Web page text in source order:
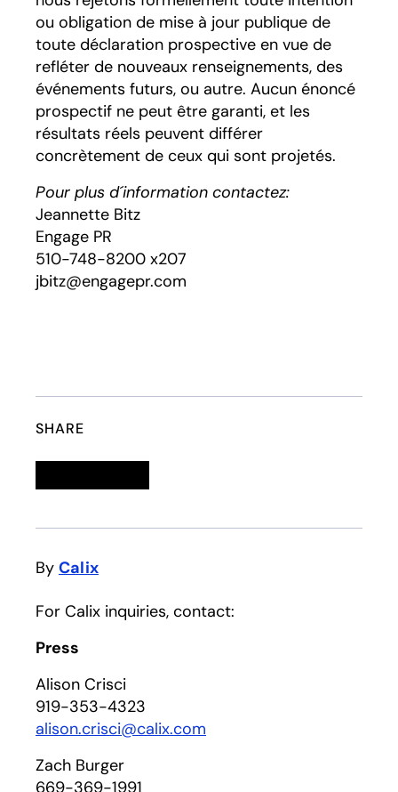
ou obligation de mise à jour publique de
toute déclaration prospective en vue de
refléter de nouveaux renseignements, des
événements futurs, ou autre. Aucun énoncé
prospectif ne peut être garanti, et les
résultats réels peuvent différer
concrètement de ceux qui sont projetés.
Pour plus d´information contactez:
Jeannette Bitz
Engage PR
510-748-8200 x207
jbitz@engagepr.com
SHARE
By Calix
For Calix inquiries, contact:
Press
Alison Crisci
919-353-4323
alison.crisci@calix.com
Zach Burger
669-369-1991